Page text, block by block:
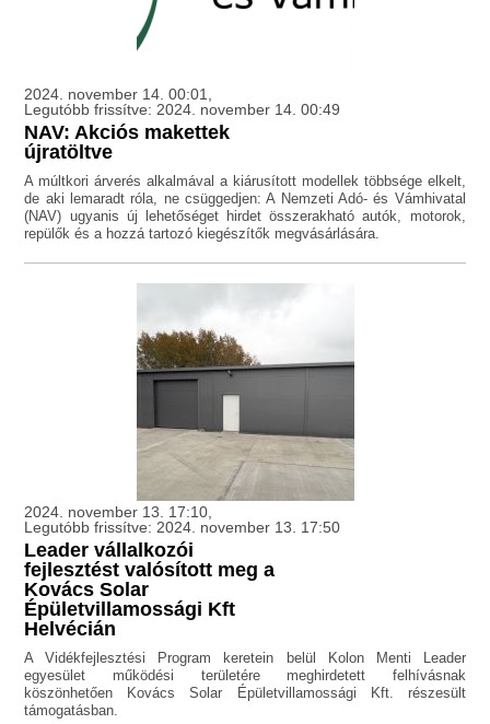
2024. november 14. 00:01,
Legutóbb frissítve: 2024. november 14. 00:49
NAV: Akciós makettek
újratöltve
A múltkori árverés alkalmával a kiárusított modellek többsége elkelt,
de aki lemaradt róla, ne csüggedjen: A Nemzeti Adó- és Vámhivatal
(NAV) ugyanis új lehetőséget hirdet összerakható autók, motorok,
repülők és a hozzá tartozó kiegészítők megvásárlására.
2024. november 13. 17:10,
Legutóbb frissítve: 2024. november 13. 17:50
Leader vállalkozói
fejlesztést valósított meg a
Kovács Solar
Épületvillamossági Kft
Helvécián
A Vidékfejlesztési Program keretein belül Kolon Menti Leader
egyesület működési területére meghirdetett felhívásnak
köszönhetően Kovács Solar Épületvillamossági Kft. részesült
támogatásban.